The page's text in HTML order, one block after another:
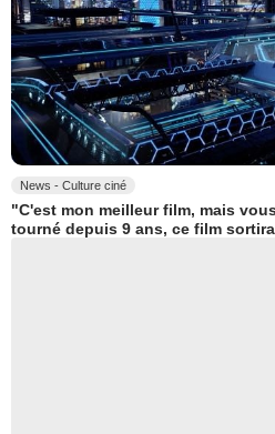
News - Culture ciné
"C'est mon meilleur film, mais
tourné depuis 9 ans, ce film sortira